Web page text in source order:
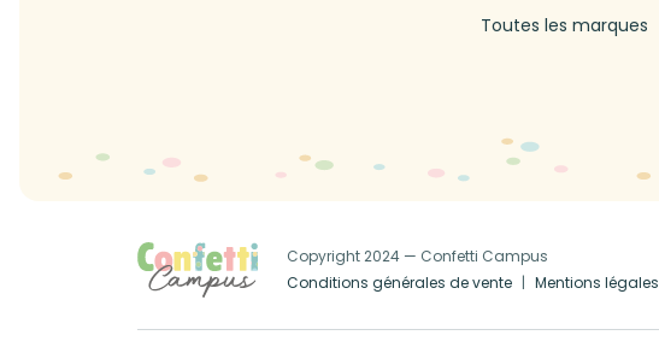
Toutes les marques
Copyright 2024 — Confetti Campus
Conditions générales de vente
Mentions légales